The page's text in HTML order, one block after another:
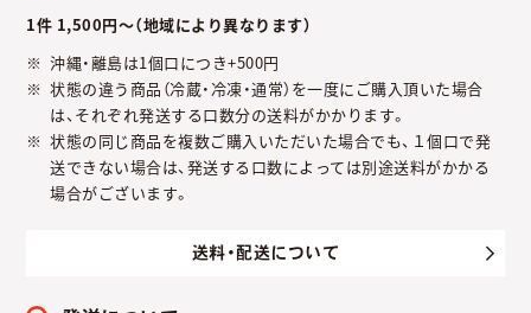
1件 1,500円～（地域により異なります）
沖縄・離島は1個口につき+500円
状態の違う商品（冷蔵・冷凍・通常）を一度にご購入頂いた場合
は、それぞれ発送する口数分の送料がかかります。
状態の同じ商品を複数ご購入いただいた場合でも、１個口で発
送できない場合は、発送する口数によっては別途送料がかかる
場合がございます。
送料・配送について